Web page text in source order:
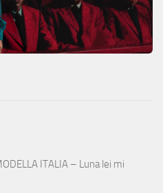
ITALIA – Luna lei mi